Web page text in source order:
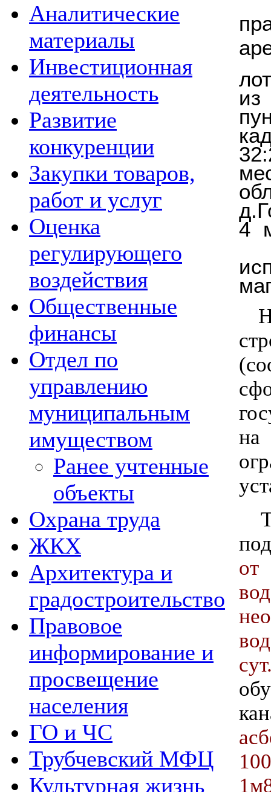
Аналитические
материалы
Инвестиционная
деятельность
Развитие
конкуренции
Закупки товаров,
работ и услуг
Оценка
регулирующего
воздействия
Общественные
финансы
Отдел по
управлению
муниципальным
имуществом
Ранее учтенные
объекты
Охрана труда
ЖКХ
Архитектура и
градостроительство
Правовое
информирование и
просвещение
населения
ГО и ЧС
Трубчевский МФЦ
Культурная жизнь
4
на